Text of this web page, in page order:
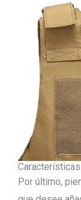
Por último,